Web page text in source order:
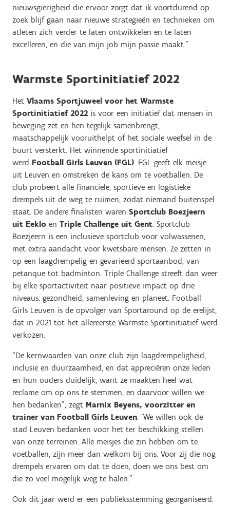
nieuwsgierigheid die ervoor zorgt dat ik voortdurend op
zoek blijf gaan naar nieuwe strategieën en technieken om
atleten zich verder te laten ontwikkelen en te laten
excelleren, en die van mijn job mijn passie maakt.”
Warmste Sportinitiatief 2022
Het Vlaams Sportjuweel voor het Warmste
Sportinitiatief 2022 is voor een initiatief dat mensen in
beweging zet en hen tegelijk samenbrengt,
maatschappelijk vooruithelpt of het sociale weefsel in de
buurt versterkt. Het winnende sportinitiatief
werd Football Girls Leuven (FGL). FGL geeft elk meisje
uit Leuven en omstreken de kans om te voetballen. De
club probeert alle financiële, sportieve en logistieke
drempels uit de weg te ruimen, zodat niemand buitenspel
staat. De andere finalisten waren Sportclub Boezjeern
uit Eeklo en Triple Challenge uit Gent. Sportclub
Boezjeern is een inclusieve sportclub voor volwassenen,
met extra aandacht voor kwetsbare mensen. Ze zetten in
op een laagdrempelig en gevarieerd sportaanbod, van
petanque tot badminton. Triple Challenge streeft dan weer
bij elke sportactiviteit naar positieve impact op drie
niveaus: gezondheid, samenleving en planeet. Football
Girls Leuven is de opvolger van Sportaround op de erelijst,
dat in 2021 tot het allereerste Warmste Sportinitiatief werd
verkozen.
“De kernwaarden van onze club zijn laagdrempeligheid,
inclusie en duurzaamheid, en dat appreciëren onze leden
en hun ouders duidelijk, want ze maakten heel wat
reclame om op ons te stemmen, en daarvoor willen we
hen bedanken", zegt Marnix Beyens, voorzitter en
trainer van Football Girls Leuven. "We willen ook de
stad Leuven bedanken voor het ter beschikking stellen
van onze terreinen. Alle meisjes die zin hebben om te
voetballen, zijn meer dan welkom bij ons. Voor zij die nog
drempels ervaren om dat te doen, doen we ons best om
die zo veel mogelijk weg te halen."
Ook dit jaar werd er een publieksstemming georganiseerd.